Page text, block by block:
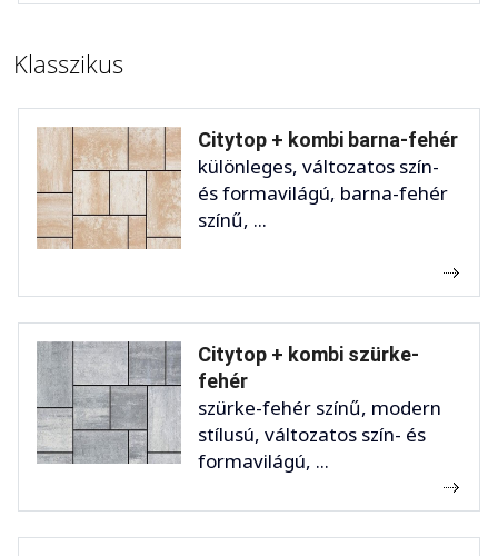
Klasszikus
Citytop + kombi barna-fehér
különleges, változatos szín-
és formavilágú, barna-fehér
színű, ...
Citytop + kombi szürke-
fehér
szürke-fehér színű, modern
stílusú, változatos szín- és
formavilágú, ...